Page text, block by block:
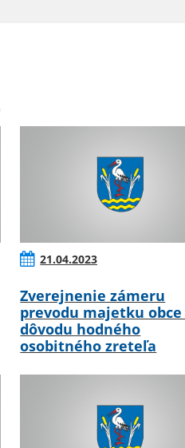
21.04.2023
Zverejnenie zámeru
prevodu majetku obce
dôvodu hodného
osobitného zreteľa